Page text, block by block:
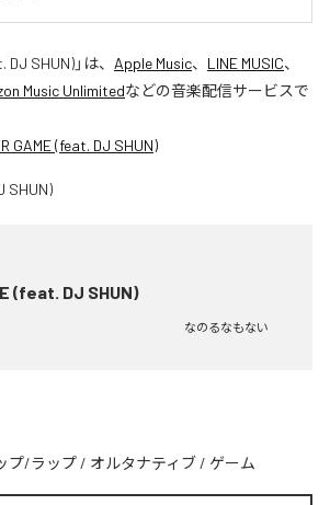
DJ SHUN)」は、 Apple Music、 LINE MUSIC、
Music Unlimitedなどの音楽配信サービスで
GAME (feat. DJ SHUN)
(feat. DJ SHUN)
なのるなもない
プ/ラップ / オルタナティブ / ゲーム